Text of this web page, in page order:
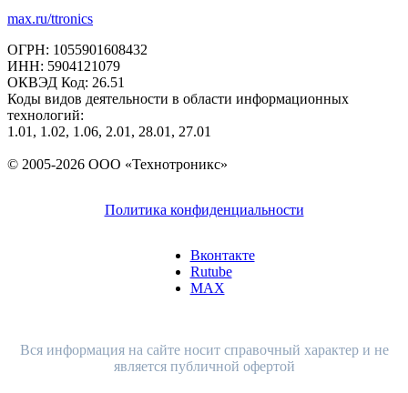
max.ru/ttronics
ОГРН: 1055901608432
ИНН: 5904121079
ОКВЭД Код: 26.51
Коды видов деятельности в области информационных
технологий:
1.01, 1.02, 1.06, 2.01, 28.01, 27.01
© 2005-2026 ООО «Технотроникс»
Политика конфиденциальности
Вконтакте
Rutube
MAX
Вся информация на сайте носит справочный характер и не
является публичной офертой